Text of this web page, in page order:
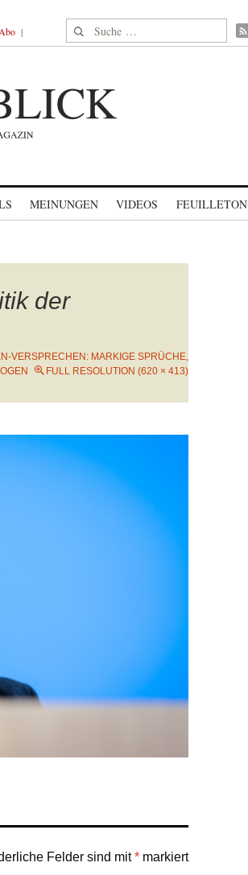
Suche nach:
MEINUNGEN VIDEOS FEUILLETON
der
VERSPRECHEN: MARKIGE SPRÜCHE,
FULL RESOLUTION (620 × 413)
Felder sind mit* markiert